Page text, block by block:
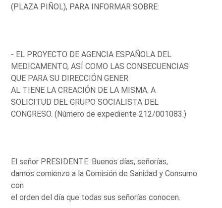
(PLAZA PIÑOL), PARA INFORMAR SOBRE:
- EL PROYECTO DE AGENCIA ESPAÑOLA DEL
MEDICAMENTO, ASÍ COMO LAS CONSECUENCIAS
QUE PARA SU DIRECCIÓN GENER
AL TIENE LA CREACIÓN DE LA MISMA. A
SOLICITUD DEL GRUPO SOCIALISTA DEL
CONGRESO. (Número de expediente 212/001083.)
El señor PRESIDENTE: Buenos días, señorías,
damos comienzo a la Comisión de Sanidad y Consumo
con
el orden del día que todas sus señorías conocen.